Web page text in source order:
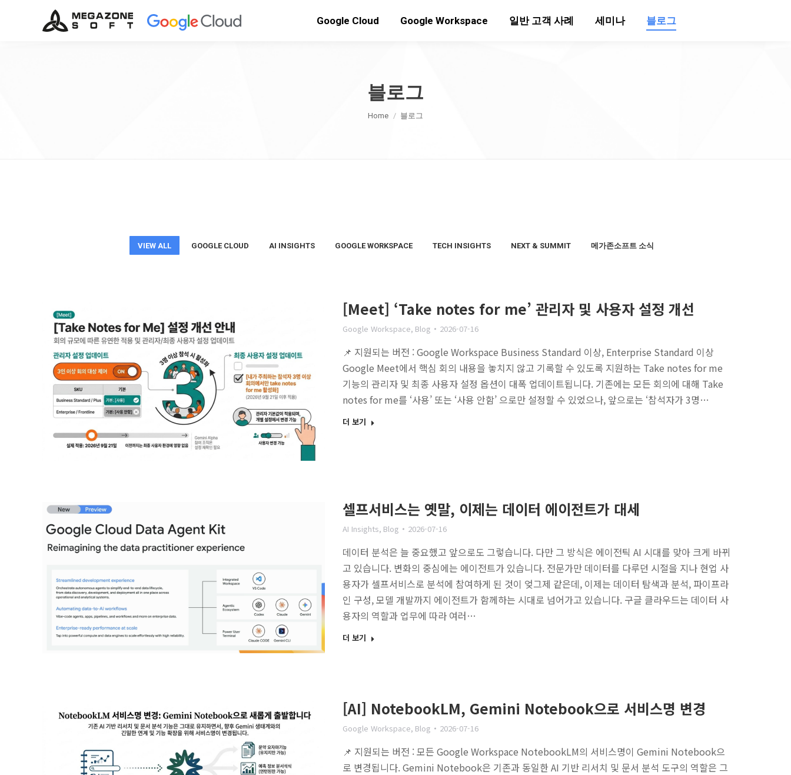
Google Cloud Google Workspace 일반 고객 사례 세미나 블로그
블로그
You are here:
Home 블로그
VIEW ALL GOOGLE CLOUD AI INSIGHTS GOOGLE WORKSPACE TECH INSIGHTS NEXT & SUMMIT 메가존소프트 소식
[Meet] ‘Take notes for me’ 관리자 및 사용자 설정 개선
Google Workspace, Blog 2026-07-16
📌 지원되는 버전 : Google Workspace Business Standard 이상, Enterprise Standard 이상
Google Meet에서 핵심 회의 내용을 놓치지 않고 기록할 수 있도록 지원하는 Take notes for me
기능의 관리자 및 최종 사용자 설정 옵션이 대폭 업데이트됩니다. 기존에는 모든 회의에 대해 Take
notes for me를 ‘사용’ 또는 ‘사용 안함’ 으로만 설정할 수 있었으나, 앞으로는 ‘참석자가 3명…
더 보기
셀프서비스는 옛말, 이제는 데이터 에이전트가 대세
AI Insights, Blog 2026-07-16
데이터 분석은 늘 중요했고 앞으로도 그렇습니다. 다만 그 방식은 에이전틱 AI 시대를 맞아 크게 바뀌
고 있습니다. 변화의 중심에는 에이전트가 있습니다. 전문가만 데이터를 다루던 시절을 지나 현업 사
용자가 셀프서비스로 분석에 참여하게 된 것이 엊그제 같은데, 이제는 데이터 탐색과 분석, 파이프라
인 구성, 모델 개발까지 에이전트가 함께하는 시대로 넘어가고 있습니다. 구글 클라우드는 데이터 사
용자의 역할과 업무에 따라 여러…
더 보기
[AI] NotebookLM, Gemini Notebook으로 서비스명 변경
Google Workspace, Blog 2026-07-16
📌 지원되는 버전 : 모든 Google Workspace NotebookLM의 서비스명이 Gemini Notebook으
로 변경됩니다. Gemini Notebook은 기존과 동일한 AI 기반 리서치 및 문서 분석 도구의 역할은 그